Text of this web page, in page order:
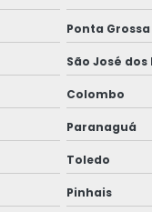
Ponta Grossa
São José dos
Colombo
Paranaguá
Toledo
Pinhais